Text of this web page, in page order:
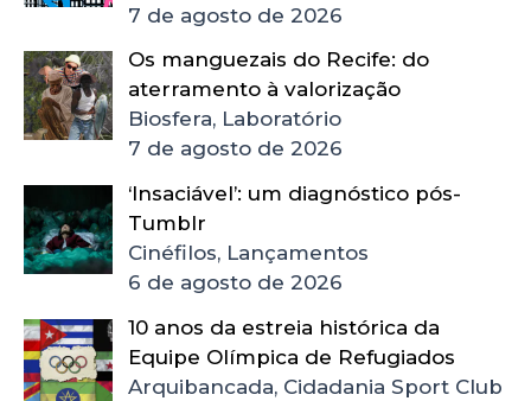
7 de agosto de 2026
Os manguezais do Recife: do
aterramento à valorização
Biosfera, Laboratório
7 de agosto de 2026
‘Insaciável’: um diagnóstico pós-
Tumblr
Cinéfilos, Lançamentos
6 de agosto de 2026
10 anos da estreia histórica da
Equipe Olímpica de Refugiados
Arquibancada, Cidadania Sport Club